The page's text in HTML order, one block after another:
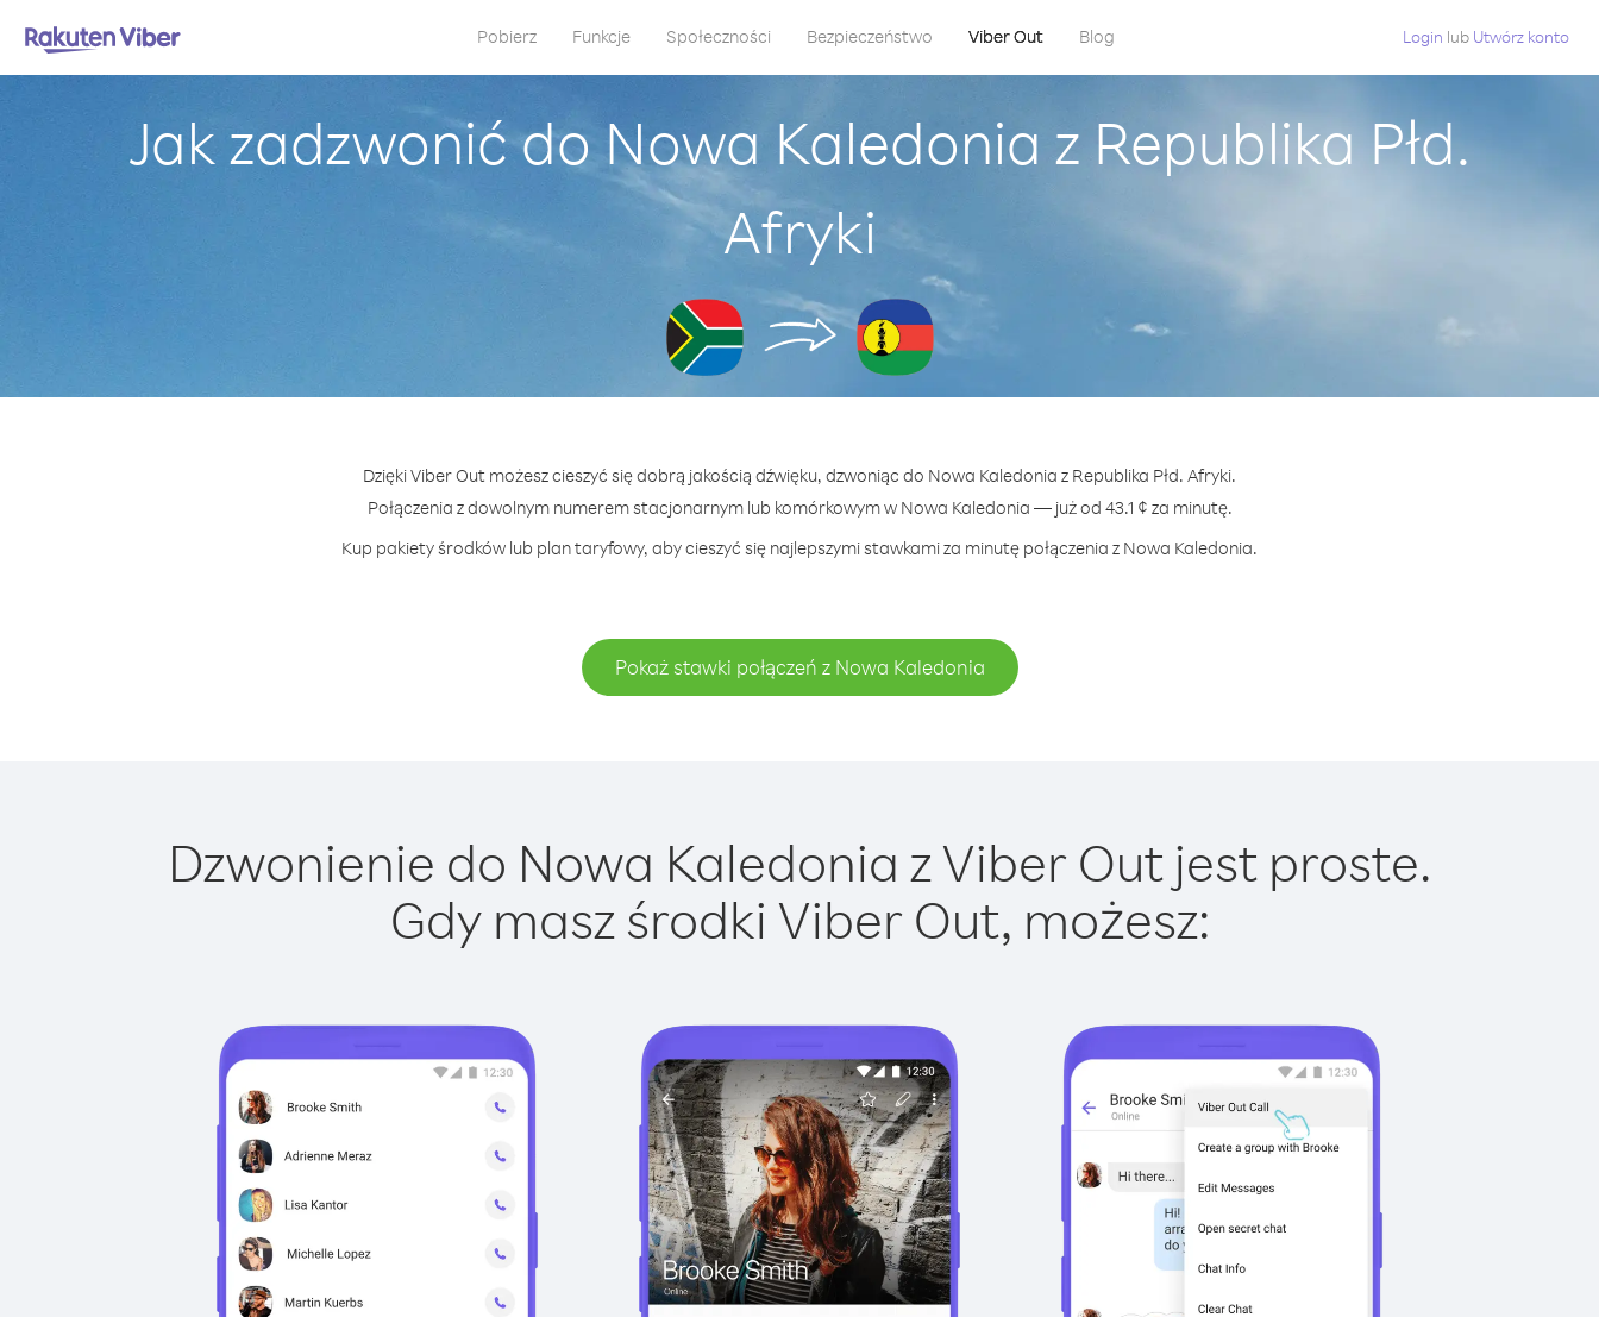
Pobierz Funkcje Społeczności Bezpieczeństwo Viber Out Blog Login lub Utwórz konto
Jak zadzwonić do Nowa Kaledonia z Republika Płd.
Afryki
Dzięki Viber Out możesz cieszyć się dobrą jakością dźwięku, dzwoniąc do Nowa Kaledonia z Republika Płd. Afryki.
Połączenia z dowolnym numerem stacjonarnym lub komórkowym w Nowa Kaledonia — już od 43.1 ¢ za minutę.
Kup pakiety środków lub plan taryfowy, aby cieszyć się najlepszymi stawkami za minutę połączenia z Nowa Kaledonia.
Pokaż stawki połączeń z Nowa Kaledonia
Dzwonienie do Nowa Kaledonia z Viber Out jest proste.
Gdy masz środki Viber Out, możesz: